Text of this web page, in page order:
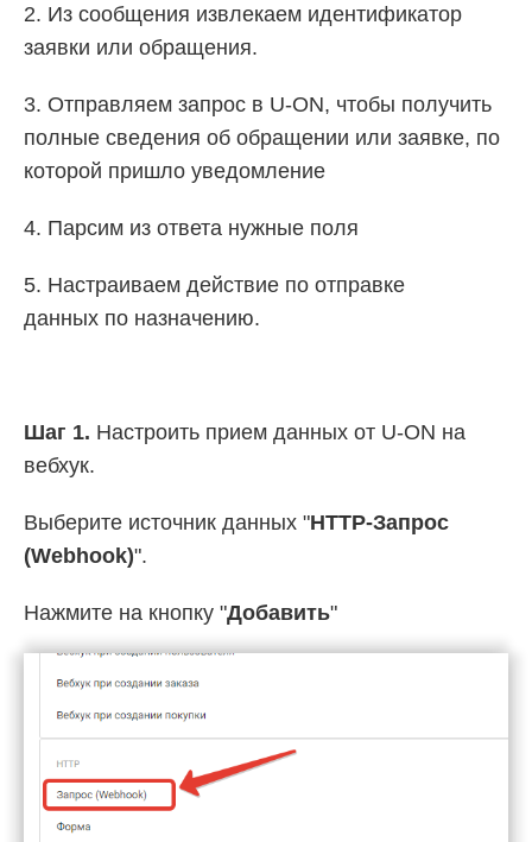
2. Из сообщения извлекаем идентификатор
заявки или обращения.
3. Отправляем запрос в U-ON, чтобы получить
полные сведения об обращении или заявке, по
которой пришло уведомление
4. Парсим из ответа нужные поля
5. Настраиваем действие по отправке
данных по назначению.
Шаг 1. Настроить прием данных от U-ON на
вебхук.
Выберите источник данных "HTTP-Запрос
(Webhook)".
Нажмите на кнопку "Добавить"